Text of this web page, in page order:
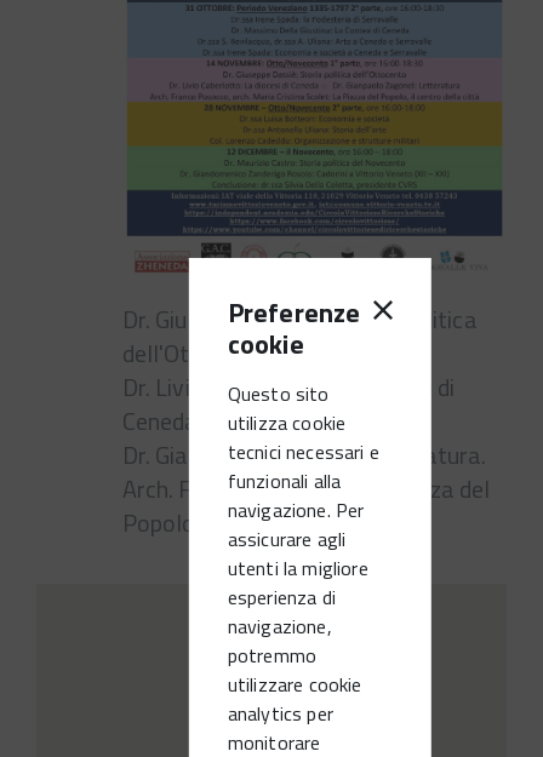
Preferenze
cookie
Questo sito
utilizza cookie
tecnici necessari e
funzionali alla
navigazione. Per
assicurare agli
utenti la migliore
esperienza di
navigazione,
potremmo
utilizzare cookie
analytics per
monitorare
Dr. Giuseppe Dassiè: Storia politica
dell'Ottocento.
Dr. Livio Caberlotto: La diocesi di
Ceneda.
Dr. Gianpaolo Zagonel: Letteratura.
Arch. Franco Posocco: La Piazza del
Popolo, il simbolo della città.